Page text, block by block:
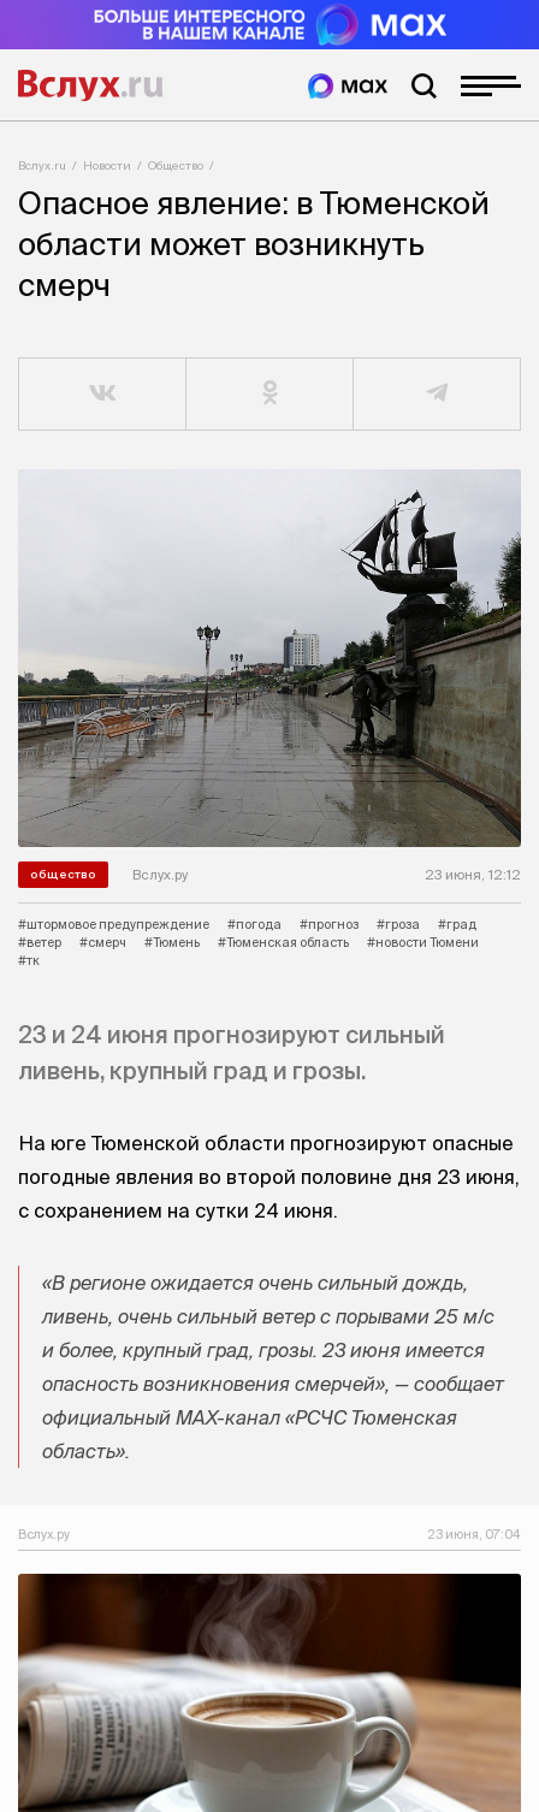
Вслух.ru Новости Общество
Опасное явление: в Тюменской
области может возникнуть
смерч
общество Вслух.ру 23 июня, 12:12
#штормовое предупреждение #погода #прогноз #гроза
#град
#ветер
#смерч #Тюмень #Тюменская область
#новости Тюмени
#тк
23 и 24 июня прогнозируют сильный
ливень, крупный град и грозы.
На юге Тюменской области прогнозируют опасные
погодные явления во второй половине дня 23 июня,
с сохранением на сутки 24 июня.
«В регионе ожидается очень сильный дождь,
ливень, очень сильный ветер с порывами 25 м/с
и более, крупный град, грозы. 23 июня имеется
опасность возникновения смерчей», — сообщает
официальный МАХ-канал «РСЧС Тюменская
область».
Вслух.ру 23 июня, 07:04